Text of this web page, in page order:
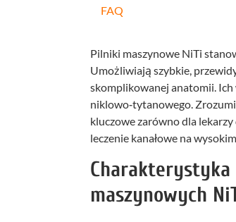
FAQ
Pilniki maszynowe NiTi
Umożliwiają szybkie,
skomplikowanej anatomii. Ich
niklowo‑tytanowego.
kluczowe zarówno dla
leczenie kanałowe na
Charakterystyka
maszynowych